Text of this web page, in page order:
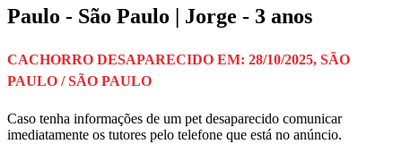
Paulo - São Paulo | Jorge - 3 anos
CACHORRO DESAPARECIDO EM: 28/10/2025, SÃO
PAULO / SÃO PAULO
Caso tenha informações de um pet desaparecido comunicar
imediatamente os tutores pelo telefone que está no anúncio.